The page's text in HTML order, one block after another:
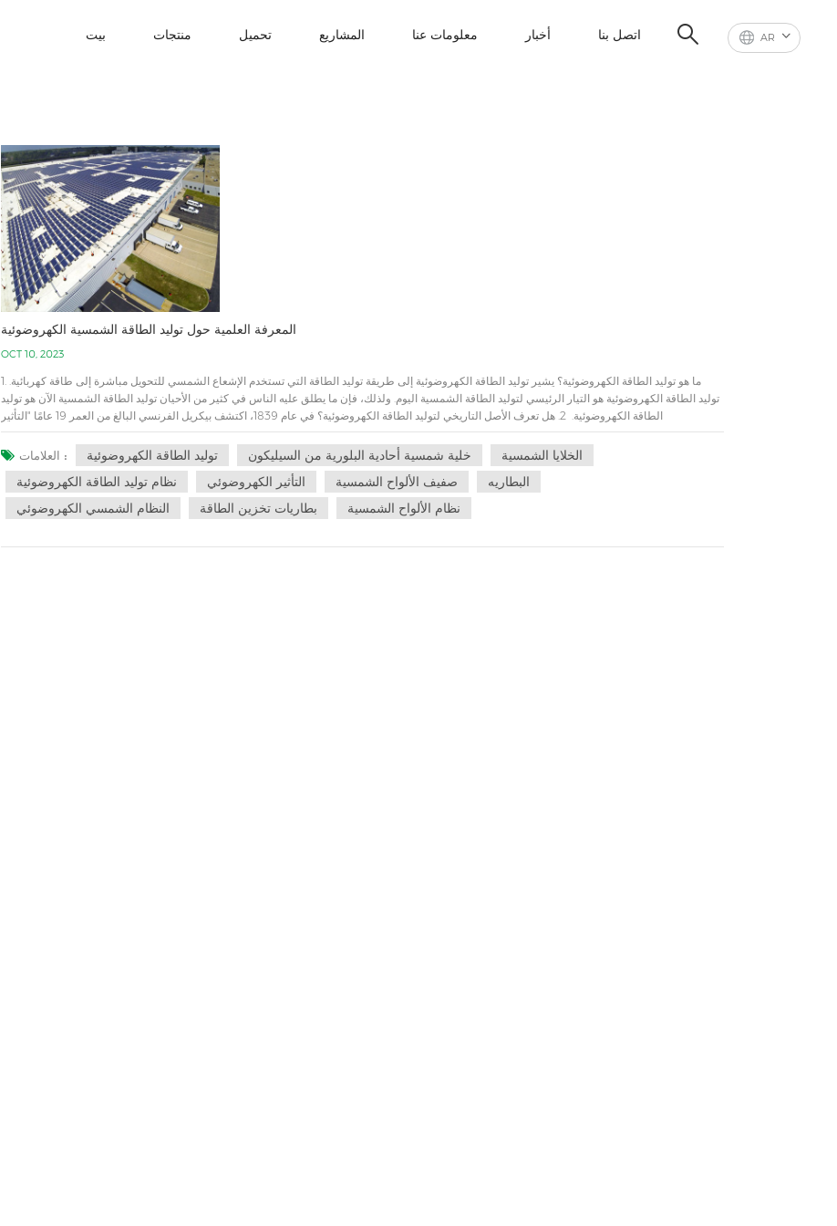
AR بيت منتجات تحميل المشاريع معلومات عنا أخبار اتصل بنا
المعرفة العلمية حول توليد الطاقة الشمسية الكهروضوئية
OCT 10, 2023
1. ما هو توليد الطاقة الكهروضوئية؟ يشير توليد الطاقة الكهروضوئية إلى طريقة توليد الطاقة التي تستخدم الإشعاع الشمسي للتحويل مباشرة إلى طاقة كهربائية.
توليد الطاقة الكهروضوئية هو التيار الرئيسي لتوليد الطاقة الشمسية اليوم. ولذلك، فإن ما يطلق عليه الناس في كثير من الأحيان توليد الطاقة الشمسية الآن هو توليد
الطاقة الكهروضوئية. 2. هل تعرف الأصل التاريخي لتوليد الطاقة الكهروضوئية؟ في عام 1839، اكتشف بيكريل الفرنسي البالغ من العمر 19 عامًا "التأثير
الكهروضوئي" أثناء قيامه بتجارب فيزيائية عندما اكتشف أن التيار سيزداد عندما يتم تشعيع قطبين كهربائيين معدنيين في سائل موصل بالضوء. في عام 1930، اقترح
لانج لأول مرة استخدام "التأثير الكهروضوئي" لتصنيع الخلايا الشمسية لتحويل الطاقة الشمسية إلى طاقة كهربائية. في عام 1932، صنع أودوبوت وستولا أول خلية
شمسية من نوع "كبريتيد الكادميوم". في عام 1941 اكتشف أودو التأثير الكهروضوئي على السيليكون. في مايو 1954، أطلق تشابين وفولر وبيرسون من مختبرات بيل
في الولايات المتحدة خلية شمسية من السيليكون أحادي البلورة بكفاءة تبلغ 6%. وكانت هذه أول خلية شمسية ذات قيمة عملية في العالم. في نفس العام، اكتشف ويك
لأول مرة التأثير الكهروضوئي لزرنيخيد النيكل، وقام بترسيب طبقة كبريتيد النيكل على الزجاج لإنشاء خلية شمسية. ولدت وتطورت تكنولوجيا توليد الطاقة
الكهروضوئية العملية التي تحول ضوء الشمس إلى طاقة كهربائية. 3. كيف تقوم الخلايا الشمسية الكهروضوئية بتوليد الكهرباء؟ الخلية الشمسية الكهروضوئية عبارة
العلامات : توليد الطاقة الكهروضوئية خلية شمسية أحادية البلورية من السيليكون
الخلايا الشمسية
نظام توليد الطاقة الكهروضوئية
التأثير الكهروضوئي صفيف الألواح الشمسية
البطاريه
النظام الشمسي الكهروضوئي
بطاريات تخزين الطاقة نظام الألواح الشمسية